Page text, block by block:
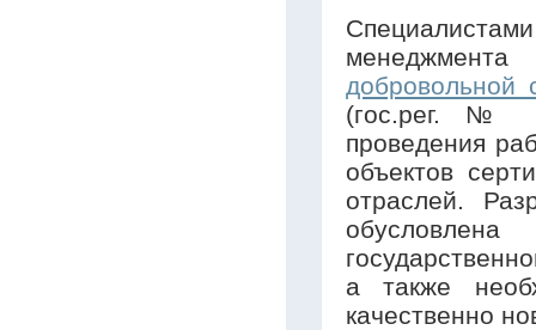
добровольной
(гос.рег. №
проведения
объектов
отраслей.
а также
качественно